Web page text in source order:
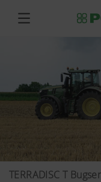
TERRADISC T